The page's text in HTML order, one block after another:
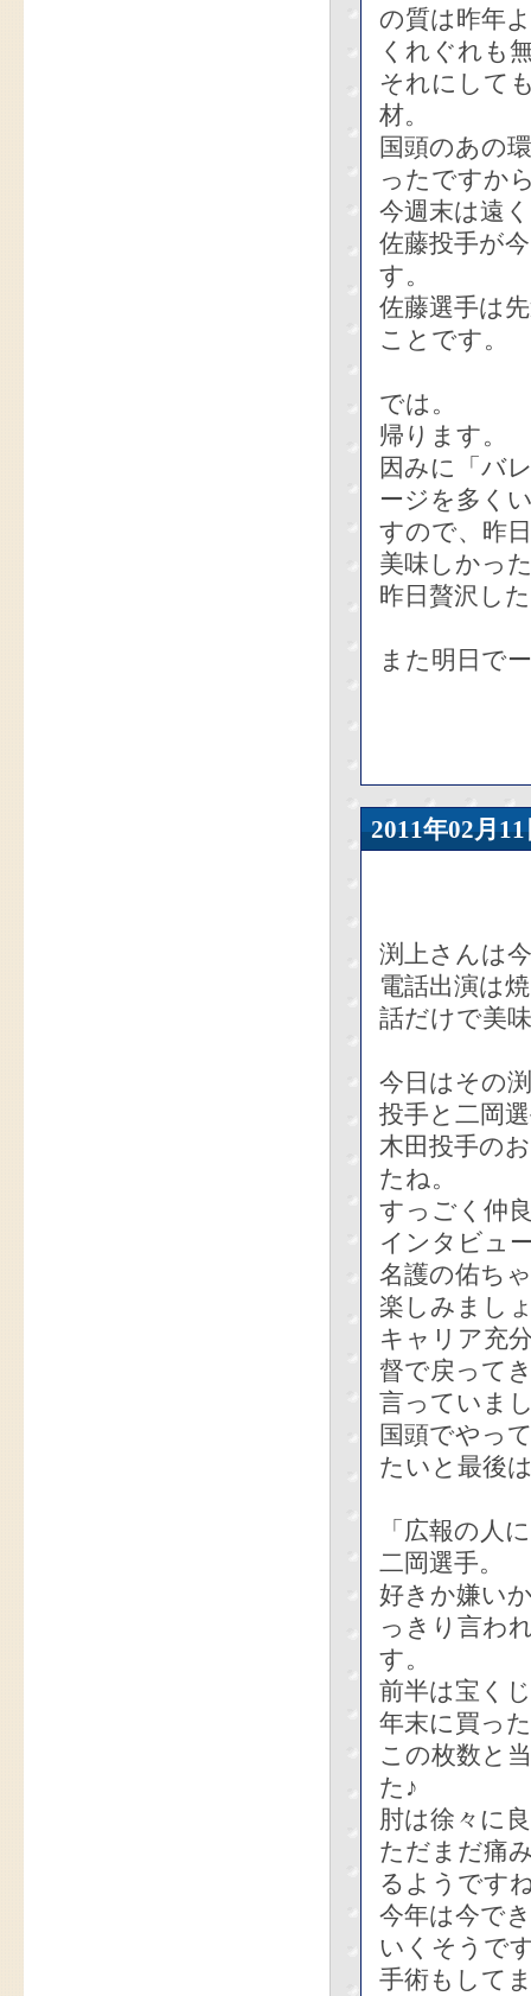
の質は昨年
くれぐれも
それにして
材。
国頭のあの
ったですか
今週末は遠
佐藤投手が
す。
佐藤選手は
ことです。
では。
帰ります。
因みに「バ
ージを多く
すので、昨
美味しかっ
昨日贅沢し
また明日で
2011年02
渕上さんは
電話出演は
話だけで美
今日はその
投手と二岡
木田投手の
たね。
すっごく仲
インタビュ
名護の佑ち
楽しみまし
キャリア充
督で戻って
言っていま
国頭でやっ
たいと最後
「広報の人
二岡選手。
好きか嫌い
っきり言わ
す。
前半は宝く
年末に買っ
この枚数と
た♪
肘は徐々に
ただまだ痛
るようです
今年は今で
いくそうで
手術もして